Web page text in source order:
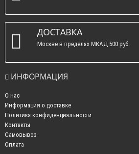
ДОСТАВКА
Москве в пределах МКАД 500 руб.
ИНФОРМАЦИЯ
О нас
Информация о доставке
Политика конфиденциальности
Контакты
Самовывоз
Оплата